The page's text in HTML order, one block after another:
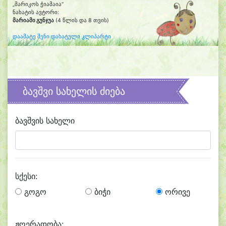
„მარიკოს ჭიამაია“
ნახატის ავტორი:
მარიამი გუნჯუა (4 წლის და 8 თვის)
დაამატე შენი დახატული კლიპარტი
ბავშვი სახელის ძიება
ბავშვის სახელი
სქესი:
გოგო
ბიჭი ორივე
ჟღერადობა: